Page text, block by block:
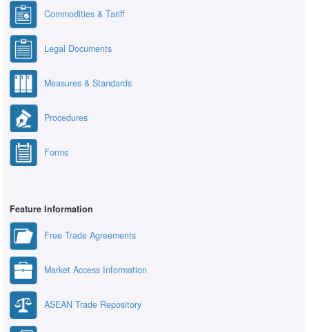
Commodities & Tariff
Legal Documents
Measures & Standards
Procedures
Forms
Feature Information
Free Trade Agreements
Market Access Information
ASEAN Trade Repository